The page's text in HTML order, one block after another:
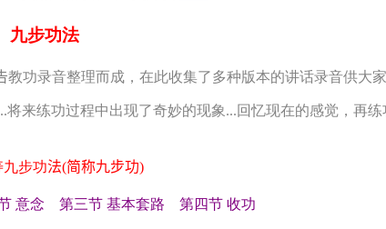
九步功法
教功录音整理而成，在此收集了多种版本的讲话录音供大家
练功过程中出现了奇妙的现象...回忆现在的感觉，再练
步功法(简称九步功)
意念 第三节 基本套路 第四节 收功